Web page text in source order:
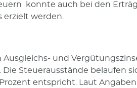
konnte auch bei den
erzielt werden.
Ausgleichs- und
Steuerausstände belaufen
entspricht. Laut